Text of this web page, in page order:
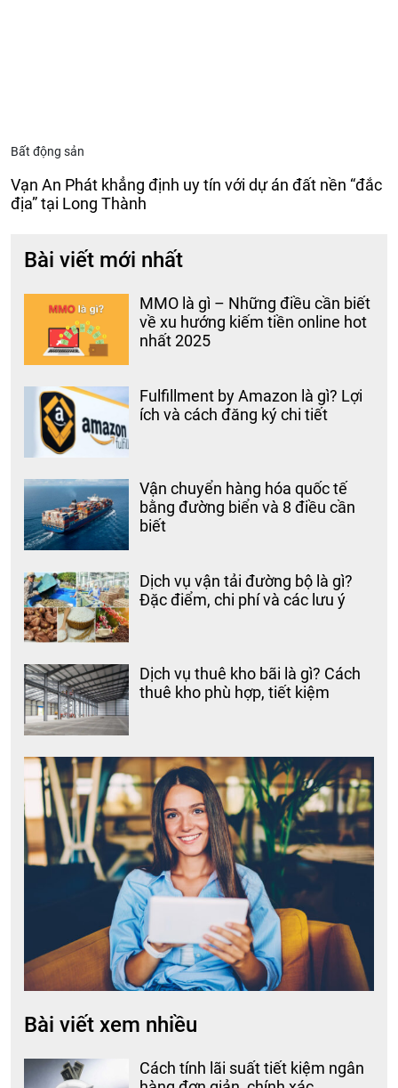
Bất động sản
Vạn An Phát khẳng định uy tín với dự án đất nền “đắc
địa” tại Long Thành
Bài viết mới nhất
MMO là gì – Những điều cần biết
về xu hướng kiếm tiền online hot
nhất 2025
Fulfillment by Amazon là gì? Lợi
ích và cách đăng ký chi tiết
Vận chuyển hàng hóa quốc tế
bằng đường biển và 8 điều cần
biết
Dịch vụ vận tải đường bộ là gì?
Đặc điểm, chi phí và các lưu ý
Dịch vụ thuê kho bãi là gì? Cách
thuê kho phù hợp, tiết kiệm
Bài viết xem nhiều
Cách tính lãi suất tiết kiệm ngân